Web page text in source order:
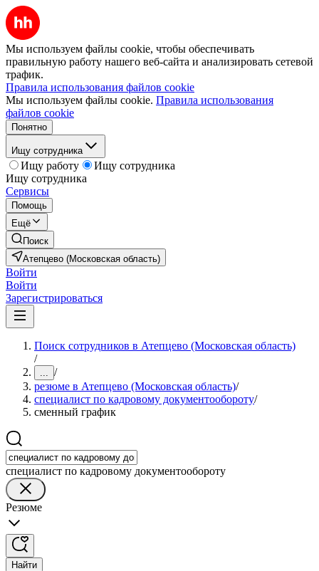
Мы используем файлы cookie, чтобы обеспечивать
правильную работу нашего веб-сайта и анализировать сетевой
трафик.
Правила использования файлов cookie
Мы используем файлы cookie. Правила использования
файлов cookie
Понятно
Ищу сотрудника
Ищу работу
Ищу сотрудника
Ищу сотрудника
Сервисы
Помощь
Ещё
Поиск
Атепцево (Московская область)
Войти
Войти
Зарегистрироваться
Поиск сотрудников в Атепцево (Московская область)
/
... /
резюме в Атепцево (Московская область)/
специалист по кадровому документообороту/
сменный график
специалист по кадровому документообороту
Резюме
Найти